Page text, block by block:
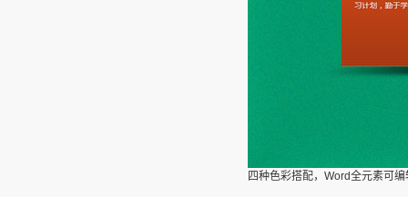
四种色彩搭配，Word全元素可